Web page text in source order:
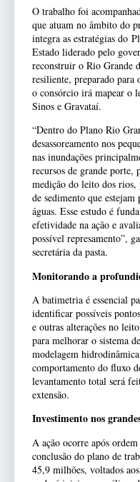
O trabalho foi
que atuam no âmbito do
integra as estratégias do
Estado liderado pelo
reconstruir o Rio Grande
resiliente, preparado
o consórcio irá mapear o
Sinos e Gravataí.
“Dentro do Plano Rio
desassoreamento nos
nas inundações
recursos de grande porte,
medição do leito dos rios,
de sedimento que
águas. Esse estudo é
efetividade na ação e
possível represamento”,
secretária da pasta.
Monitorando a
A batimetria é essencial
identificar possíveis
e outras alterações no
para melhorar o sistema
modelagem
comportamento do fluxo
levantamento total será
extensão.
Investimento nos
A ação ocorre após
conclusão do plano de
45,9 milhões, voltados